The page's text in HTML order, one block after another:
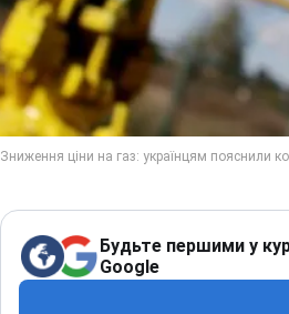
Будьте першими у
Google